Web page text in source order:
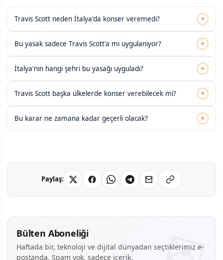
Travis Scott neden İtalya'da konser veremedi? +
Bu yasak sadece Travis Scott'a mı uygulanıyor? +
İtalya'nın hangi şehri bu yasağı uyguladı? +
Travis Scott başka ülkelerde konser verebilecek mi? +
Bu karar ne zamana kadar geçerli olacak? +
Paylaş:
Bülten Aboneliği
Haftada bir, teknoloji ve dijital dünyadan seçtiklerimiz e-
postanda. Spam yok, sadece içerik.